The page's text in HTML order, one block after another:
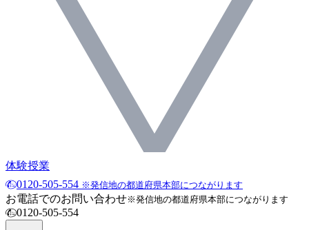
体験授業
0120-505-554 ※発信地の都道府県本部につながります
お電話でのお問い合わせ※発信地の都道府県本部につながります
0120-505-554